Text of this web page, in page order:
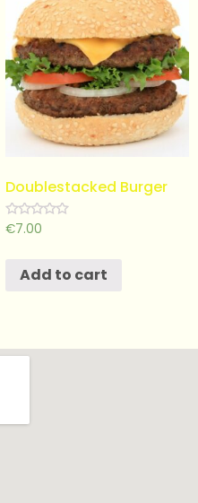
Doublestacked Burger
Rated
€7.00
Add to cart